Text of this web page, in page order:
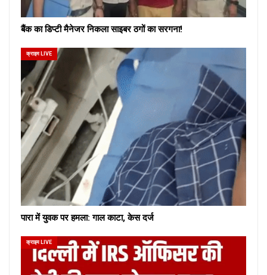
बैंक का डिप्टी मैनेजर निकला साइबर ठगों का सरगना!
क्राइम LIVE
पारा में युवक पर हमला: गाल काटा, केस दर्ज
क्राइम LIVE